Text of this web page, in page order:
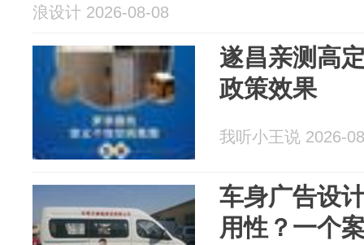
浪设计 2026-08-08
遂昌亲测高
政策效果
我听小王说 2026-
车身广告设
用性？一个